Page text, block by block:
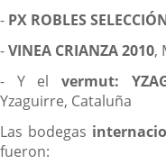
- PX ROBLES
-VINEA CRIANZA 2010,
- Y el vermut:
Yzaguirre, Cataluña
Las bodegas
fueron: